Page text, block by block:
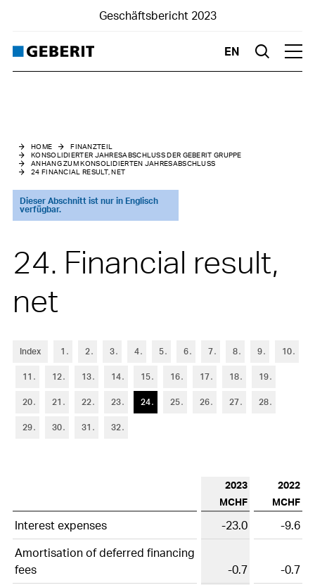
Geschäftsbericht 2023
EN Suche
Finanzteil
Nachhaltigkeit
HOME
FINANZTEIL
KONSOLIDIERTER JAHRESABSCHLUSS DER GEBERIT GRUPPE
ANHANG ZUM KONSOLIDIERTEN JAHRESABSCHLUSS
24 FINANCIAL RESULT, NET
Dieser Abschnitt ist nur in Englisch
verfügbar.
24. Financial result,
net
Index 1 2 3 4 5 6 7 8 9 10
11 12 13 14 15 16 17 18 19
20 21 22 23 24 25 26 27 28
29 30 31 32
2023
2022
MCHF
MCHF
Interest expenses -23.0
-9.6
Amortisation of deferred financing
fees
-0.7
-0.7